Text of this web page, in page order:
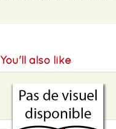
Size L :156
Weight : 744 g
Width : 33
You'll also like